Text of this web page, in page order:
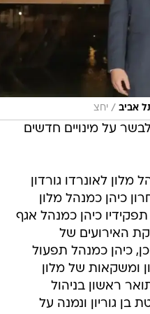
אביב / יחצ
על מינויים חדשים
לאונרדו גורדון
כיהן כמנהל מלון
כיהן כמנהל אגף
האירועים של
כיהן כמנהל תפעול
ומשקאות של מלון
ראשון בניהול
בן גוריון ונמנה על